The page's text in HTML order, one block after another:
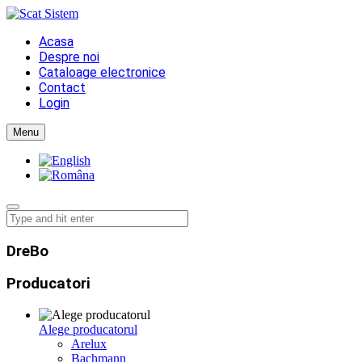
Acasa
Despre noi
Cataloage electronice
Contact
Login
Menu
DreBo
Producatori
Alege producatorul
Arelux
Bachmann